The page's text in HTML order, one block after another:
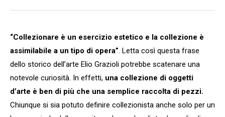
“Collezionare è un esercizio estetico e la collezione è
assimilabile a un tipo di opera”. Letta così questa frase
dello storico dell’arte Elio Grazioli potrebbe scatenare una
notevole curiosità. In effetti, una collezione di oggetti
d’arte è ben di più che una semplice raccolta di pezzi.
Chiunque si sia potuto definire collezionista anche solo per un